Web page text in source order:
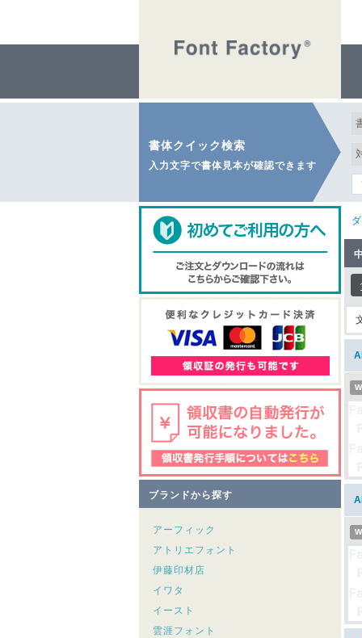
書体クイック検索
入力文字で書体見本が確認できます
ブランドから探す
アーフィック
アトリエフォント
伊藤印材店
イワタ
イースト
雲涯フォント